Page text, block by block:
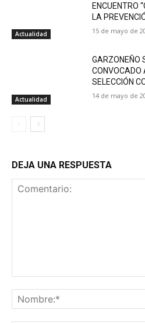
Actualidad
ENCUENTRO
LA
15 de mayo de
Actualidad
GARZONEÑO
CONVOCADO
SELECCIÓN
14 de mayo de
DEJA UNA RESPUESTA